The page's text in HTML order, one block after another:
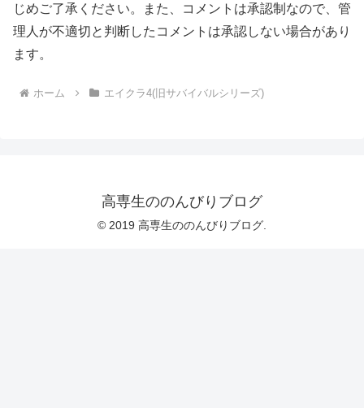
じめご了承ください。また、コメントは承認制なので、管
理人が不適切と判断したコメントは承認しない場合があり
ます。
ホーム エイクラ4(旧サバイバルシリーズ)
高専生ののんびりブログ
© 2019 高専生ののんびりブログ.